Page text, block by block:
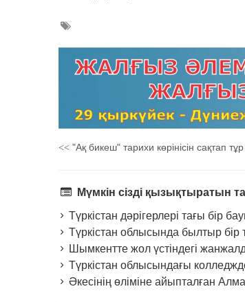
<< "Ақ бикеш" тарихи көрінісін сақтап тұр
Мүмкін сізді қызықтыратын
Түркістан дәрігерлері тағы бір
Түркістан облысында былтыр бір
Шымкентте жол үстіндегі
Түркістан облысындағы
Әкесінің өліміне айыпталған